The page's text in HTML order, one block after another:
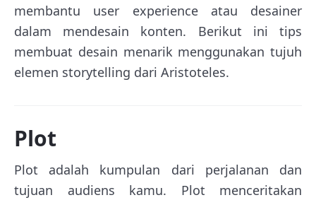
membantu user experience atau desainer
dalam mendesain konten. Berikut ini tips
membuat desain menarik menggunakan tujuh
elemen storytelling dari Aristoteles.
Plot
Plot adalah kumpulan dari perjalanan dan
tujuan audiens kamu. Plot menceritakan